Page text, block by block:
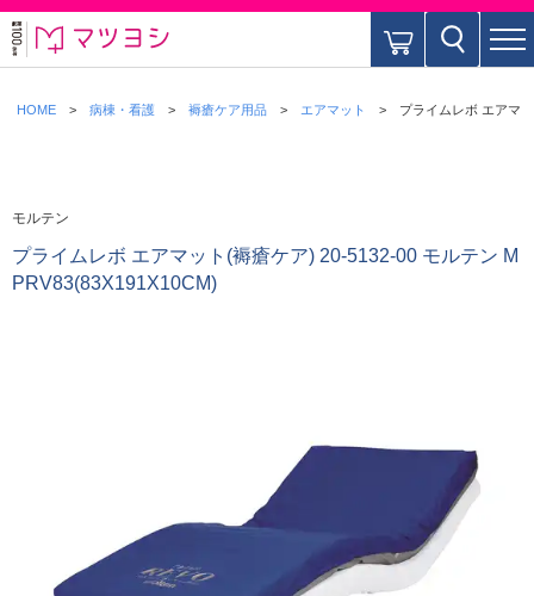
HOME 病棟・看護 褥瘡ケア用品 エアマット プライムレボ エアマ
モルテン
プライムレボ エアマット(褥瘡ケア) 20-5132-00 モルテン M
PRV83(83X191X10CM)